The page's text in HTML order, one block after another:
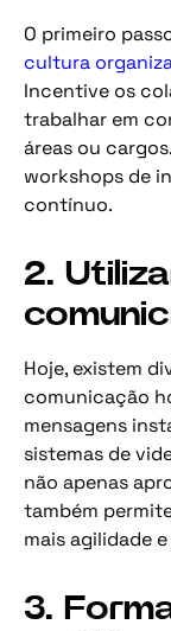
O primeiro
cultura
Incentive os
trabalhar em
áreas ou
workshops de
contínuo.
2.
Hoje, existem
comunicação
mensagens
sistemas de
não apenas
também
mais agilidade
3.